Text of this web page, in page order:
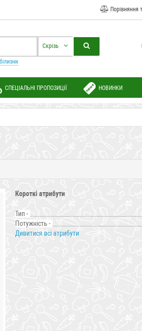
Порівняння
Скрізь
СПЕЦІАЛЬНІ ПРОПОЗИЦІЇ НОВИНКИ
Короткі атрибути
Тип -
Потужність -
Дивитися всі атрибути